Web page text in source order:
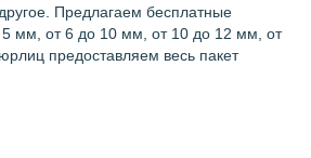
Предлагаем бесплатные
5 мм, от 6 до 10 мм, от 10 до 12 мм, от
предоставляем весь пакет